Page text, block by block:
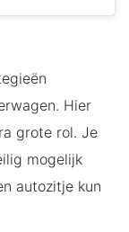
Hier
grote rol. Je
mogelijk
autozitje kun